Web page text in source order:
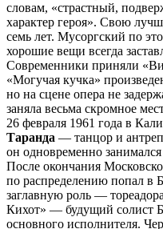
словам, «страстный,
характер героя». Свою
семь лет. Мусоргский по
хорошие вещи всегда
Современники приняли
«Могучая кучка»
но на сцене опера не
заняла весьма скромное
26 февраля 1961 года в
Таранда — танцор и
он одновременно
После окончания
по распределению попал в
заглавную роль —
Кихот» — будущий солист
основного исполнителя.